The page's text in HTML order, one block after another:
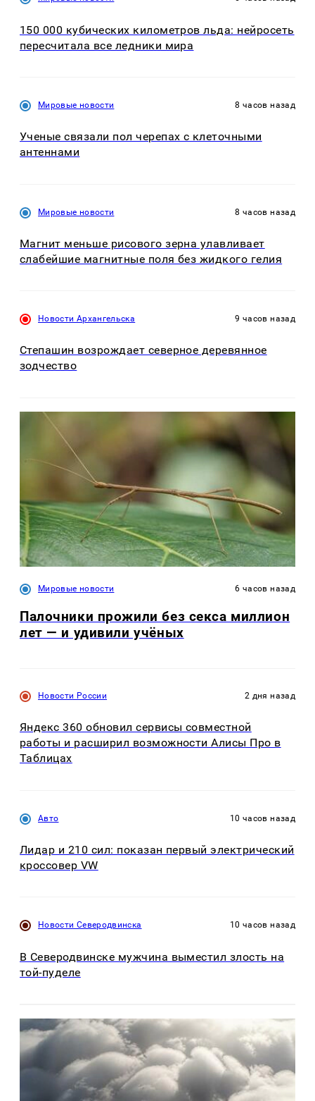
150 000 кубических километров льда: нейросеть
пересчитала все ледники мира
Мировые новости 8 часов назад
Ученые связали пол черепах с клеточными
антеннами
Мировые новости 8 часов назад
Магнит меньше рисового зерна улавливает
слабейшие магнитные поля без жидкого гелия
Новости Архангельска 9 часов назад
Степашин возрождает северное деревянное
зодчество
Мировые новости 6 часов назад
Палочники прожили без секса миллион
лет — и удивили учёных
Новости России 2 дня назад
Яндекс 360 обновил сервисы совместной
работы и расширил возможности Алисы Про в
Таблицах
Авто 10 часов назад
Лидар и 210 сил: показан первый электрический
кроссовер VW
Новости Северодвинска 10 часов назад
В Северодвинске мужчина выместил злость на
той-пуделе